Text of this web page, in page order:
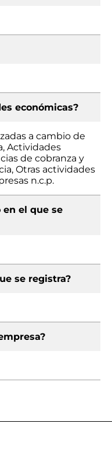
económicas?
a cambio de
Actividades
de cobranza y
Otras actividades
n.c.p.
en el que se
se registra?